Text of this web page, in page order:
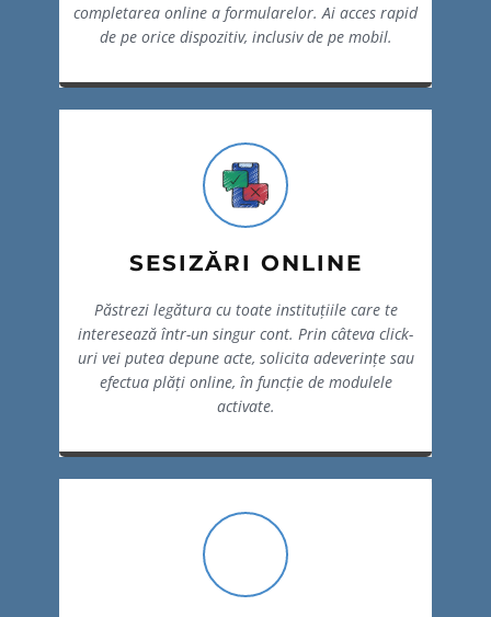
completarea online a formularelor. Ai acces rapid
de pe orice dispozitiv, inclusiv de pe mobil.
SESIZĂRI ONLINE
Păstrezi legătura cu toate instituțiile care te
interesează într-un singur cont. Prin câteva click-
uri vei putea depune acte, solicita adeverințe sau
efectua plăți online, în funcție de modulele
activate.